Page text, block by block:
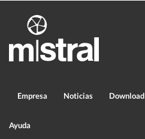
Empresa Noticias Download
Ayuda